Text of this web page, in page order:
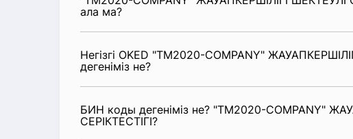
ала ма?
Негізгі OKED "TM2020-COMPANY"
дегеніміз не?
БИН коды дегеніміз не? "TM2020-COMPANY"
СЕРІКТЕСТІГІ?